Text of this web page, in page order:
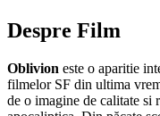
Despre Film
Oblivion este o aparitie
filmelor SF din ultima
de o imagine de calitate si